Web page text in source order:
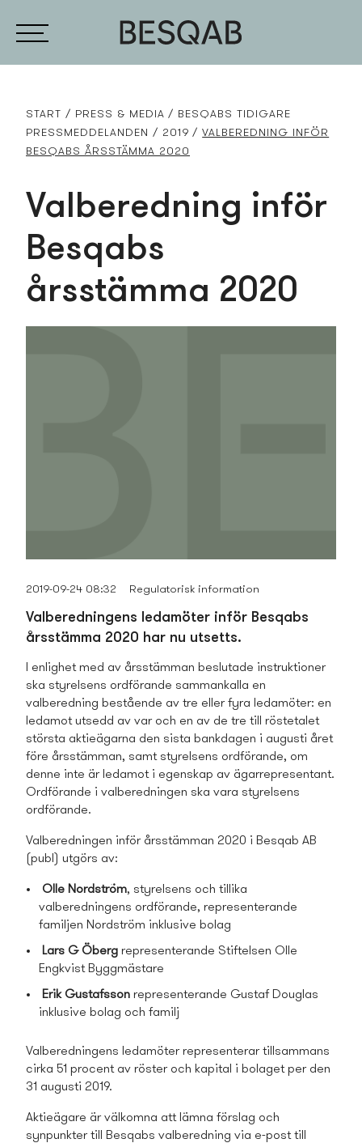
START PRESS­ & MEDIA
BESQABS TIDIGARE
PRESS­MEDDELANDEN
2019
VALBEREDNING INFÖR
BESQABS ÅRSSTÄMMA 2020
Valberedning inför
Besqabs
årsstämma 2020
2019-09-24 08:32 Regulatorisk information
Valberedningens ledamöter inför Besqabs
årsstämma 2020 har nu utsetts.
I enlighet med av årsstämman beslutade instruktioner
ska styrelsens ordförande samman­kalla en
valberedning bestående av tre eller fyra ledamöter: en
ledamot utsedd av var och en av de tre till röstetalet
största aktieägarna den sista bankdagen i augusti året
före årsstämman, samt styrelsens ordförande, om
denne inte är ledamot i egenskap av ägarrepresentant.
Ordförande i valberedningen ska vara styrelsens
ordförande.
Valberedningen inför årsstämman 2020 i Besqab AB
(publ) utgörs av:
Olle Nordström, styrelsens och tillika
valberedningens ordförande, representerande
familjen Nordström inklusive bolag
Lars G Öberg representerande Stiftelsen Olle
Engkvist Byggmästare
Erik Gustafsson representerande Gustaf Douglas
inklusive bolag och familj
Valberedningens ledamöter representerar tillsamman­s
cirka 51 procent av röster och kapital i bolaget per den
31 augusti 2019.
Aktieägare är välkomna att lämna förslag och
synpunkter till Besqabs valberedning via e-post till